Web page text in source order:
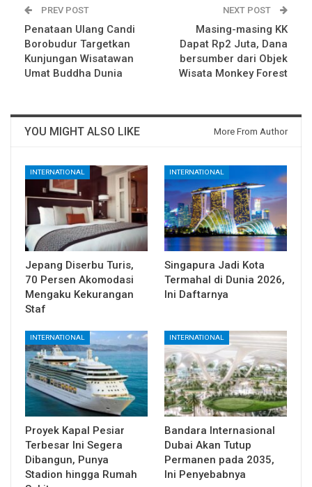
PREV POST
Penataan Ulang Candi
Borobudur Targetkan
Kunjungan Wisatawan
Umat Buddha Dunia
NEXT POST
Masing-masing KK
Dapat Rp2 Juta, Dana
bersumber dari Objek
Wisata Monkey Forest
YOU MIGHT ALSO LIKE More From Author
INTERNATIONAL
Jepang Diserbu Turis,
70 Persen Akomodasi
Mengaku Kekurangan
Staf
INTERNATIONAL
Singapura Jadi Kota
Termahal di Dunia 2026,
Ini Daftarnya
INTERNATIONAL
Proyek Kapal Pesiar
Terbesar Ini Segera
Dibangun, Punya
Stadion hingga Rumah
INTERNATIONAL
Bandara Internasional
Dubai Akan Tutup
Permanen pada 2035,
Ini Penyebabnya